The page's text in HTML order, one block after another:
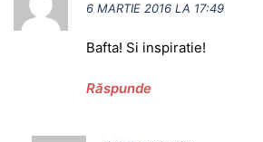
6 MARTIE 2016 LA 17:49
Bafta! Si inspiratie!
Răspunde